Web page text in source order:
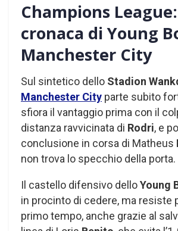
Champions
cronaca di Young
Manchester City
Sul sintetico dello Stadion
Manchester City parte subito
sfiora il vantaggio prima con il
distanza ravvicinata di Rodri, e
conclusione in corsa di Matheus
non trova lo specchio della porta.
Il castello difensivo delloYoung
in procinto di cedere, ma resiste
primo tempo, anche grazie al